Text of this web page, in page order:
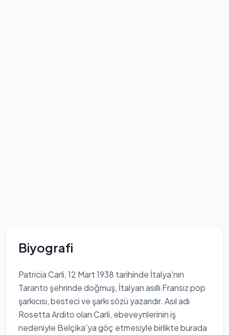
Biyografi
Patricia Carli, 12 Mart 1938 tarihinde İtalya'nın
Taranto şehrinde doğmuş, İtalyan asıllı Fransız pop
şarkıcısı, besteci ve şarkı sözü yazarıdır. Asıl adı
Rosetta Ardito olan Carli, ebeveynlerinin iş
nedeniyle Belçika'ya göç etmesiyle birlikte burada